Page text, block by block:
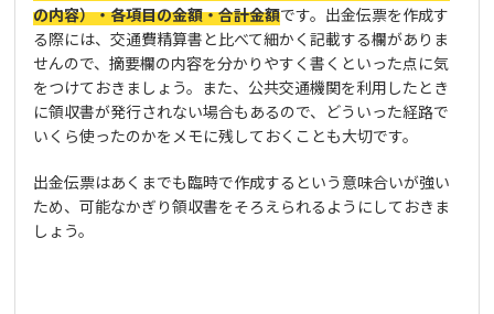
の内容）・各項目の金額・合計金額です。出金伝票を作成す
る際には、交通費精算書と比べて細かく記載する欄がありま
せんので、摘要欄の内容を分かりやすく書くといった点に気
をつけておきましょう。また、公共交通機関を利用したとき
に領収書が発行されない場合もあるので、どういった経路で
いくら使ったのかをメモに残しておくことも大切です。
出金伝票はあくまでも臨時で作成するという意味合いが強い
ため、可能なかぎり領収書をそろえられるようにしておきま
しょう。